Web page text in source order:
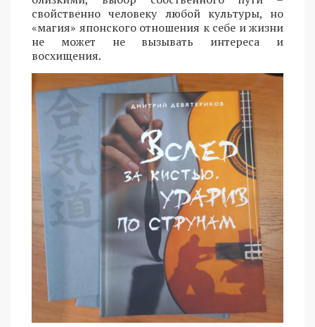
свойственно человеку любой культуры, но
«магия» японского отношения к себе и жизни
не может не вызывать интереса и
восхищения.